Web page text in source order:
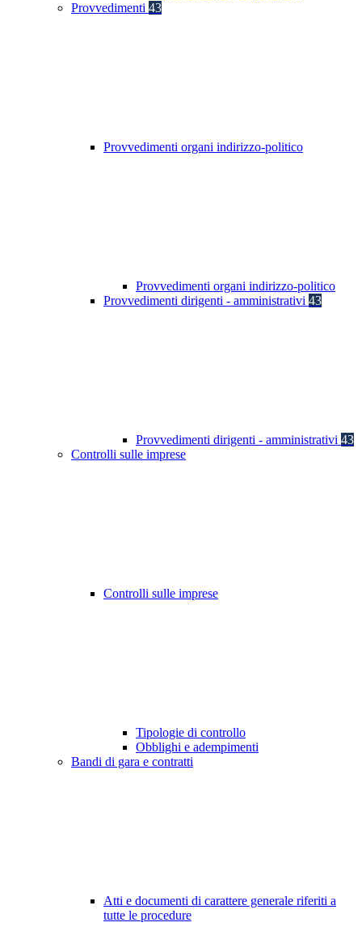
Provvedimenti 43
Provvedimenti organi indirizzo-politico
Provvedimenti organi indirizzo-politico
Provvedimenti dirigenti - amministrativi 43
Provvedimenti dirigenti - amministrativi 43
Controlli sulle imprese
Controlli sulle imprese
Tipologie di controllo
Obblighi e adempimenti
Bandi di gara e contratti
Atti e documenti di carattere generale riferiti a
tutte le procedure